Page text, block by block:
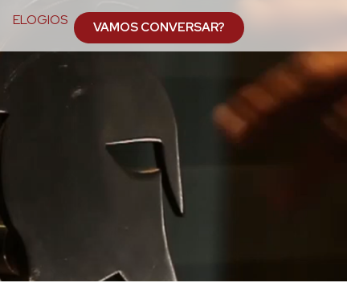
ELOGIOS VAMOS CONVERSAR?